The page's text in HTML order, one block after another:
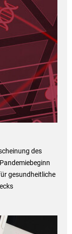
des
gesundheitliche